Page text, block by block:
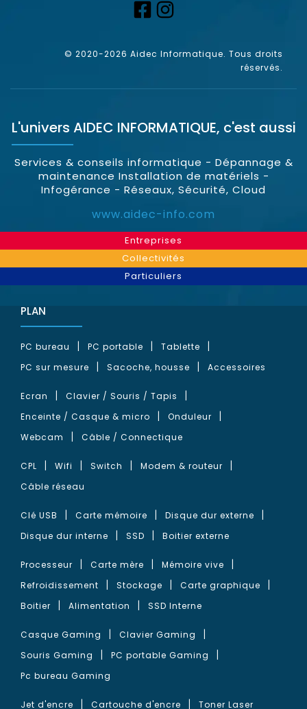
© 2020-2026 Aidec Informatique. Tous droits
réservés.
L'univers AIDEC INFORMATIQUE, c'est aussi
Services & conseils informatique - Dépannage &
maintenance Installation de matériels -
Infogérance - Réseaux, Sécurité, Cloud
www.aidec-info.com
Entreprises
Collectivités
Particuliers
PLAN
PC bureau PC portable
Tablette
PC sur mesure
Sacoche, housse Accessoires
Ecran
Clavier / Souris / Tapis
Enceinte / Casque & micro
Onduleur
Webcam
Câble / Connectique
CPL Wifi Switch
Modem & routeur
Câble réseau
Clé USB Carte mémoire
Disque dur externe
Disque dur interne
SSD Boitier externe
Processeur Carte mère
Mémoire vive
Refroidissement
Stockage
Carte graphique
Boitier
Alimentation SSD Interne
Casque Gaming
Clavier Gaming
Souris Gaming
PC portable Gaming
Pc bureau Gaming
Jet d'encre Cartouche d'encre Toner Laser